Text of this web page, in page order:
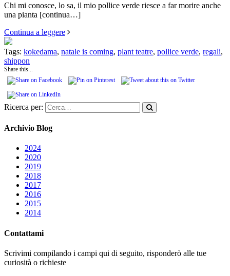
Chi mi conosce, lo sa, il mio pollice verde riesce a far morire anche
una pianta [continua…]
Continua a leggere
Tags: kokedama, natale is coming, plant teatre, pollice verde, regali,
shippon
Share this...
Ricerca per:
Archivio Blog
2024
2020
2019
2018
2017
2016
2015
2014
Contattami
Scrivimi compilando i campi qui di seguito, risponderò alle tue
curiosità o richieste